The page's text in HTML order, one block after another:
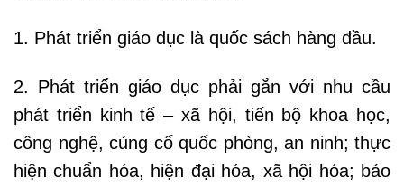
1. Phát triển giáo dục là quốc sách hàng đầu.
2. Phát triển giáo dục phải gắn với nhu cầu
phát triển kinh tế – xã hội, tiến bộ khoa học,
công nghệ, củng cố quốc phòng, an ninh; thực
hiện chuẩn hóa, hiện đại hóa, xã hội hóa; bảo